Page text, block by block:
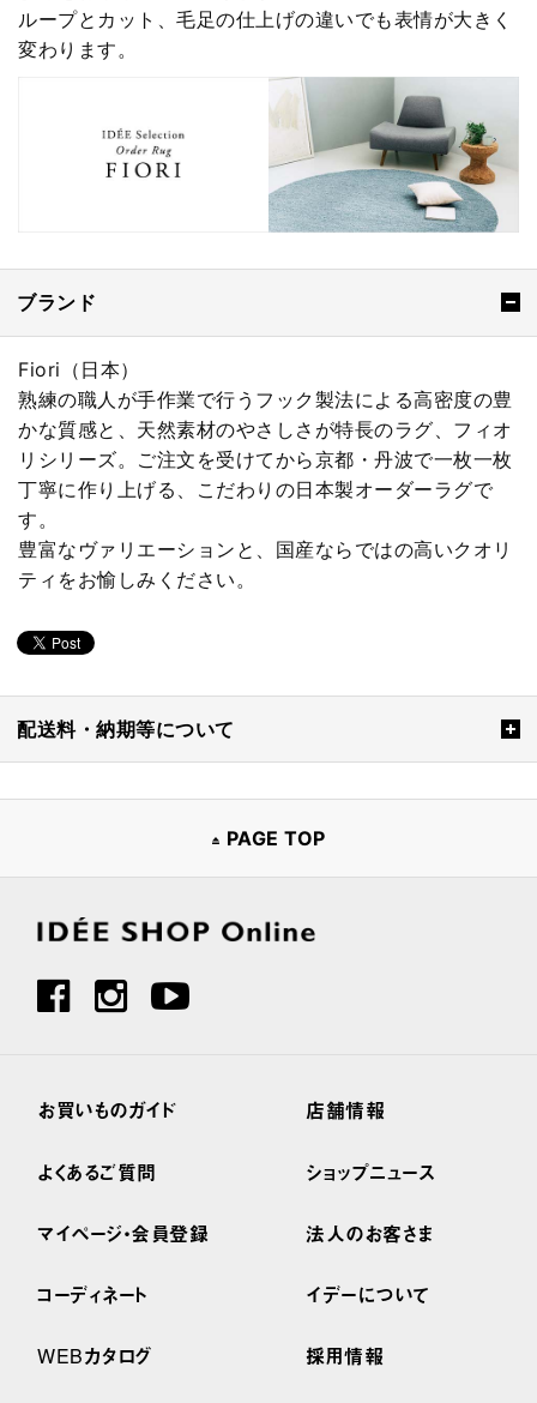
ループとカット、毛足の仕上げの違いでも表情が大きく
変わります。
ブランド
Fiori（日本）
熟練の職人が手作業で行うフック製法による高密度の豊
かな質感と、天然素材のやさしさが特長のラグ、フィオ
リシリーズ。ご注文を受けてから京都・丹波で一枚一枚
丁寧に作り上げる、こだわりの日本製オーダーラグで
す。
豊富なヴァリエーションと、国産ならではの高いクオリ
ティをお愉しみください。
配送料・納期等について
PAGE TOP
お買いものガイド
よくあるご質問
マイページ・会員登録
コーディネート
WEBカタログ
店舗情報
ショップニュース
法人のお客さま
イデーについて
採用情報